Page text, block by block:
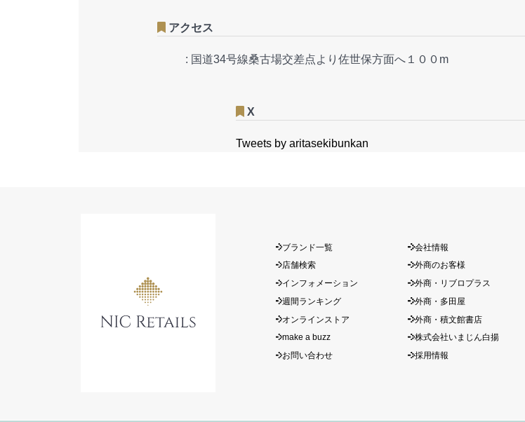
アクセス
: 国道34号線桑古場交差点より佐世保方面へ１００m
X
Tweets by aritasekibunkan
ブランド一覧
店舗検索
インフォメーション
週間ランキング
オンラインストア
make a buzz
お問い合わせ
会社情報
外商のお客様
外商・リブロプラス
外商・多田屋
外商・積文館書店
株式会社いまじん白揚
採用情報